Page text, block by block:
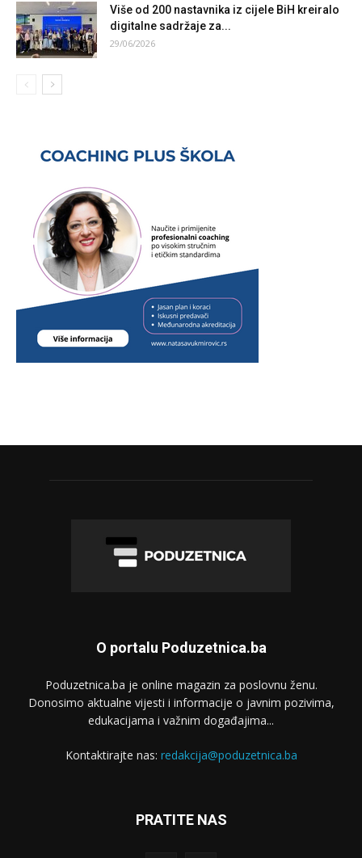
Više od 200 nastavnika iz cijele BiH kreiralo
digitalne sadržaje za...
29/06/2026
O portalu Poduzetnica.ba
Poduzetnica.ba je online magazin za poslovnu ženu.
Donosimo aktualne vijesti i informacije o javnim pozivima,
edukacijama i važnim događajima...
Kontaktirajte nas: redakcija@poduzetnica.ba
PRATITE NAS